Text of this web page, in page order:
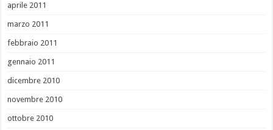
aprile 2011
marzo 2011
febbraio 2011
gennaio 2011
dicembre 2010
novembre 2010
ottobre 2010